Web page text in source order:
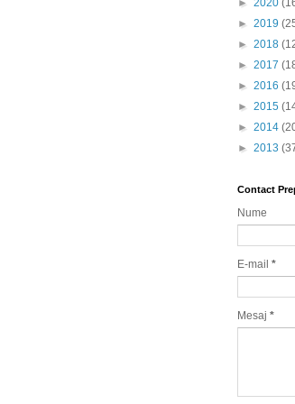
► 2020
► 2019
► 2018
► 2017
► 2016
► 2015
► 2014
► 2013
Contact
Nume
E-mail *
Mesaj *